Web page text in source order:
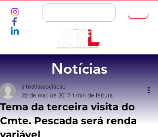
Notícias
Tema da terceira visita do
Cmte. Pescada será renda
variável
siteatlassociacao
22 de mai. de 2017 1 min de leitura